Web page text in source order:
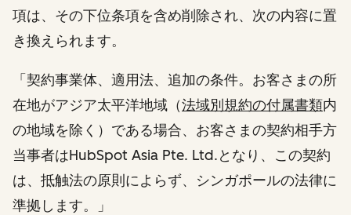
項は、その下位条項を含め削除され、次の内容に置
き換えられます。
「契約事業体、適用法、追加の条件。お客さまの所
在地がアジア太平洋地域（法域別規約の付属書類内
の地域を除く）である場合、お客さまの契約相手方
当事者はHubSpot Asia Pte. Ltd.となり、この契約
は、抵触法の原則によらず、シンガポールの法律に
準拠します。」